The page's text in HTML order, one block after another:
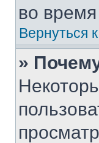
во
Вернуться
»